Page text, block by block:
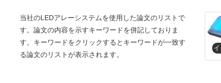
当社のLEDアレーシステムを使用した論文のリストで
す。論文の内容を示すキーワードを併記しておりま
す。キーワードをクリックするとキーワードが一致す
る論文のリストが表示されます。